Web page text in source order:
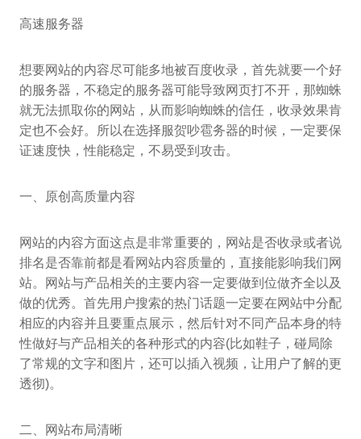
高速服务器
想要网站的内容尽可能多地被百度收录，首先就要一个好
的服务器，不稳定的服务器可能导致网页打不开，那蜘蛛
就无法抓取你的网站，从而影响蜘蛛的信任，收录效果肯
定也不会好。所以在选择服贺吵雹务器的时候，一定要保
证速度快，性能稳定，不易受到攻击。
一、原创高质量内容
网站的内容方面这点是非常重要的，网站是否收录或者说
排名是否靠前都是看网站内容质量的，直接能影响我们网
站。网站与产品相关的主要内容一定要做到位做齐全以及
做的优秀。首先用户搜索的热门话题一定要在网站中分配
相应的内容并且要重点展示，然后针对不同产品本身的特
性做好与产品相关的各种形式的内容(比如鞋子，碰局除
了常规的文字和图片，还可以插入视频，让用户了解的更
透彻)。
二、网站布局清晰